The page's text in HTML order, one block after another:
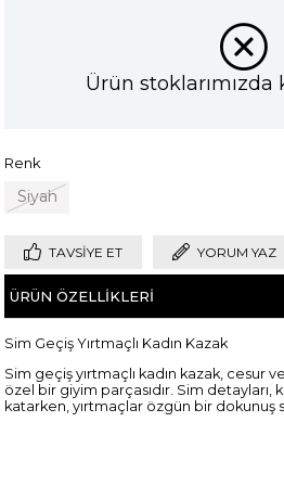
Ürün stoklarımızda
Renk
Siyah
TAVSIYE ET YORUM YAZ
ÜRÜN ÖZELLIKLERI
Sim Geçiş Yırtmaçlı Kadın Kazak
Sim geçiş yırtmaçlı kadın kazak, cesur
özel bir giyim parçasıdır. Sim detayları,
katarken, yırtmaçlar özgün bir dokunuş